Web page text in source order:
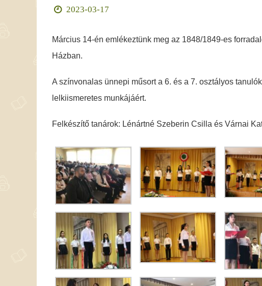
2023-03-17
Március 14-én emlékeztünk meg az 1848/1849-es
Házban.
A színvonalas ünnepi műsort a 6. és a 7. osztályos
lelkiismeretes munkájáért.
Felkészítő tanárok: Lénártné Szeberin Csilla és Várnai